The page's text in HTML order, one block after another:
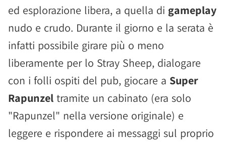
ed esplorazione libera, a quella di gameplay
nudo e crudo. Durante il giorno e la serata è
infatti possibile girare più o meno
liberamente per lo Stray Sheep, dialogare
con i folli ospiti del pub, giocare a Super
Rapunzel tramite un cabinato (era solo
"Rapunzel" nella versione originale) e
leggere e rispondere ai messaggi sul proprio